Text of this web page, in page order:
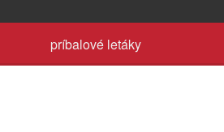
príbalové letáky